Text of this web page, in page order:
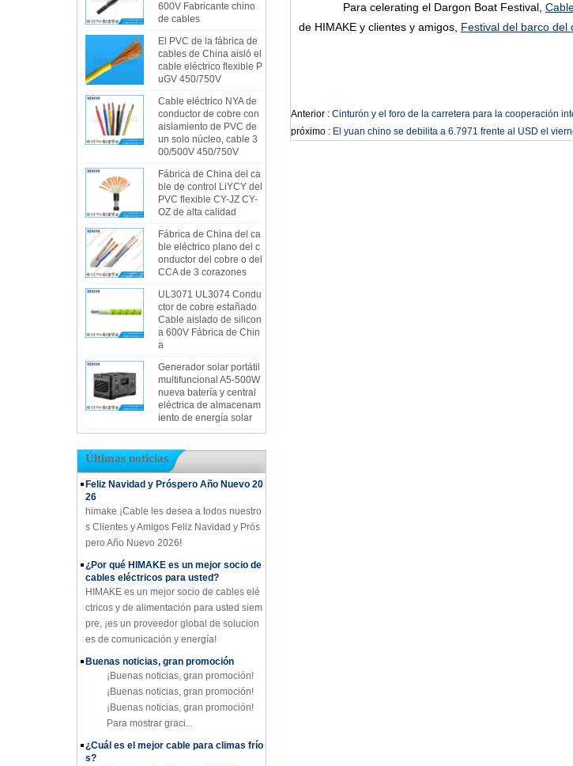
600V Fabricante chino
de cables
El PVC de la fábrica de
cables de China aisló el
cable eléctrico flexible P
uGV 450/750V
Cable eléctrico NYA de
conductor de cobre con
aislamiento de PVC de
un solo núcleo, cable 3
00/500V 450/750V
Fábrica de China del ca
ble de control LiYCY del
PVC flexible CY-JZ CY-
OZ de alta calidad
Fábrica de China del ca
ble eléctrico plano del c
onductor del cobre o del
CCA de 3 corazones
UL3071 UL3074 Condu
ctor de cobre estañado
Cable aislado de silicon
a 600V Fábrica de Chin
a
Generador solar portátil
multifuncional A5-500W
nueva batería y central
eléctrica de almacenam
iento de energía solar
Últimas noticias
Feliz Navidad y Próspero Año Nuevo 20
26
himake ¡Cable les desea a todos nuestro
s Clientes y Amigos Feliz Navidad y Prós
pero Año Nuevo 2026!
¿Por qué HIMAKE es un mejor socio de
cables eléctricos para usted?
HIMAKE es un mejor socio de cables elé
ctricos y de alimentación para usted siem
pre, ¡es un proveedor global de solucion
es de comunicación y energía!
Buenas noticias, gran promoción
¡Buenas noticias, gran promoción!
¡Buenas noticias, gran promoción!
¡Buenas noticias, gran promoción!
Para mostrar graci...
¿Cuál es el mejor cable para climas frío
s?
Para celerating el Dargon Boat Festival,
de HIMAKE y clientes y amigos, Festival del barco del
Anterior : Cinturón y el foro de la carretera para la cooperación
próximo : El yuan chino se debilita a 6.7971 frente al USD el